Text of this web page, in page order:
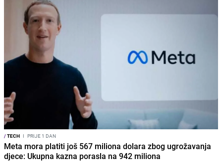
/TECH I PRIJE 1 DAN
Meta mora platiti još 567 miliona dolara zbog ugrožavanja
djece: Ukupna kazna porasla na 942 miliona